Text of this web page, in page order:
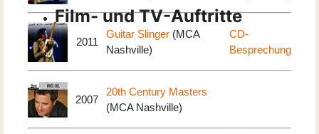
Film- und TV-Auftritte
2011
Guitar Slinger (MCA
Nashville)
CD-
Besprechung
2007
20th Century Masters
(MCA Nashville)